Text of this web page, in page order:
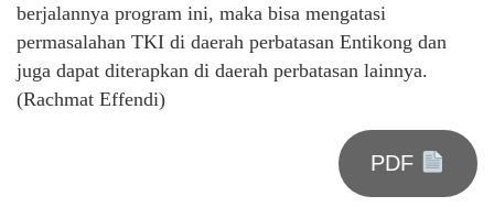
berjalannya program ini, maka bisa mengatasi
permasalahan TKI di daerah perbatasan Entikong dan
juga dapat diterapkan di daerah perbatasan lainnya.
(Rachmat Effendi)
PDF